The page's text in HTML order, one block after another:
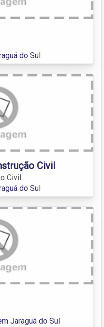
do Sul
Civil
Civil
do Sul
Jaraguá do Sul